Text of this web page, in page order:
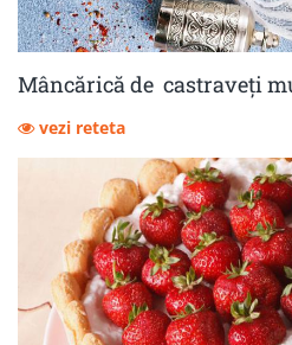
Mâncărică de castraveţi
vezi reteta